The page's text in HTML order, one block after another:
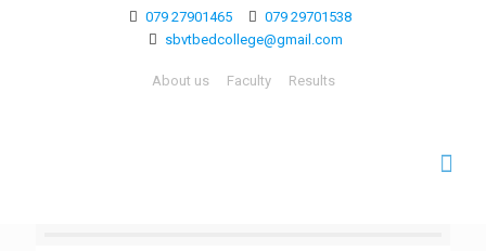
079 27901465
079 29701538
sbvtbedcollege@gmail.com
About us Faculty Results